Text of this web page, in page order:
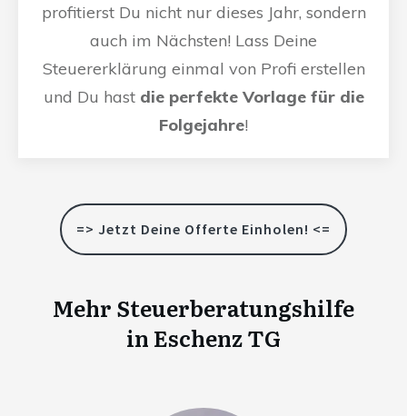
profitierst Du nicht nur dieses Jahr, sondern
auch im Nächsten! Lass Deine
Steuererklärung einmal von Profi erstellen
und Du hast die perfekte Vorlage für die
Folgejahre!
=> Jetzt Deine Offerte Einholen! <=
Mehr Steuerberatungshilfe
in Eschenz TG